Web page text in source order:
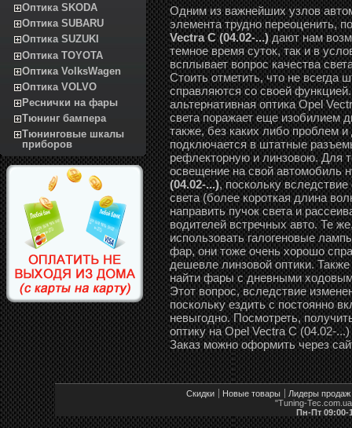
Оптика SKODA
Оптика SUBARU
Оптика SUZUKI
Оптика TOYOTA
Оптика VolksWagen
Оптика VOLVO
Реснички на фары
Тюнинг бампера
Тюнинговые шкалы
приборов
Одним из важнейших узлов
элемента трудно переоценить,
Vectra C (04.02-...)дают нам
темное время суток, так и в
всплывает вопрос качества
Стоить отметить, что не
справляются со своей
альтернативная оптика Opel
света поражает еще изобилием
также, без каких либо проблем
подключается в штатные
рефлекторную и линзовою. Для
освещение на свой автомобиль
(04.02-...), поскольку
света (более короткая длина
направить пучок света и
водителей встречных авто. Те
использовать галогеновые
фар, они тоже очень хорошо
дешевле линзовой оптики.
найти фары с дневными
Этот вопрос, вследствие
поскольку ездить с постоянно
невыгодно. Посмотреть,
оптику на Opel Vectra C (04.02-
Заказ можно оформить через
Скидки Новые товары
Лидеры продаж
"Tuning-
Пн-Пт 09:00-